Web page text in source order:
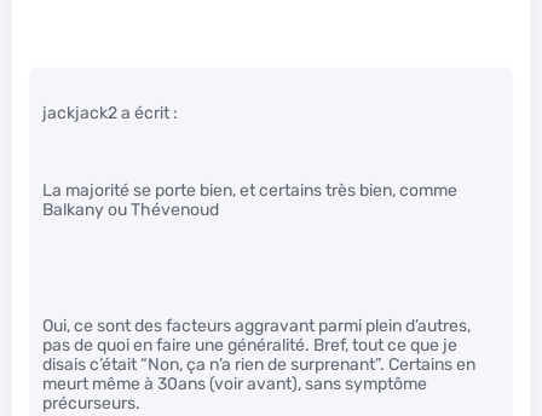
jackjack2 a écrit :
La majorité se porte bien, et certains très bien, comme
Balkany ou Thévenoud
Oui, ce sont des facteurs aggravant parmi plein d’autres,
pas de quoi en faire une généralité. Bref, tout ce que je
disais c’était “Non, ça n’a rien de surprenant”. Certains en
meurt même à 30ans (voir avant), sans symptôme
précurseurs.